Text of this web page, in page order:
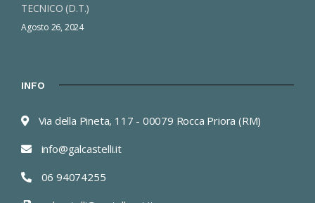
TECNICO (D.T.)
Agosto 26, 2024
INFO
Via della Pineta, 117 - 00079 Rocca Priora (RM)
info@galcastelli.it
06 94074255